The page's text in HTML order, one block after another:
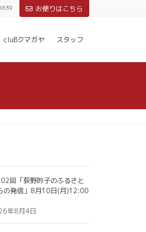
お便りはこちら
cluBクマガヤ スタッフ
回「荻野吟子のふるさと
の発信」8月10日(月)12:00
年8月4日